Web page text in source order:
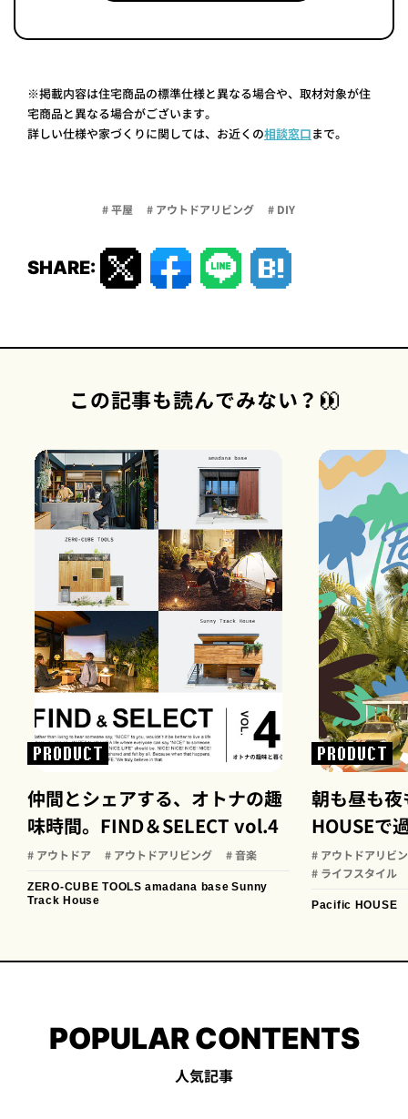
※掲載内容は住宅商品の標準仕様と異なる場合や、取材対象が住
宅商品と異なる場合がございます。
詳しい仕様や家づくりに関しては、お近くの相談窓口まで。
# 平屋 # アウトドアリビング # DIY
SHARE:
この記事も読んでみない？
PRODUCT
仲間とシェアする、オトナの趣
味時間。FIND＆SELECT vol.4
# アウトドア # アウトドアリビング # 音楽
ZERO-CUBE TOOLS amadana base Sunny
Track House
PRODUCT
朝も昼も
HOUSEで
# アウトドアリビ
# ライフスタイル
Pacific HOUSE
POPULAR CONTENTS
人気記事